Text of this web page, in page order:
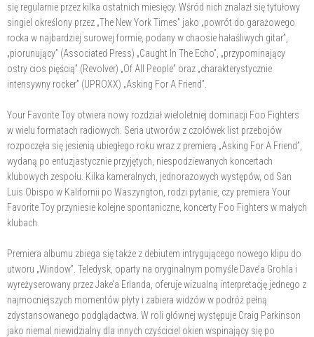
się regularnie przez kilka ostatnich miesięcy. Wśród nich znalazł się tytułowy
singiel określony przez „The New York Times” jako „powrót do garażowego
rocka w najbardziej surowej formie, podany w chaosie hałaśliwych gitar”,
„piorunujący” (Associated Press) „Caught In The Echo”, „przypominający
ostry cios pięścią” (Revolver) „Of All People” oraz „charakterystycznie
intensywny rocker” (UPROXX) „Asking For A Friend”.
Your Favorite Toy otwiera nowy rozdział wieloletniej dominacji Foo Fighters
w wielu formatach radiowych. Seria utworów z czołówek list przebojów
rozpoczęła się jesienią ubiegłego roku wraz z premierą „Asking For A Friend”,
wydaną po entuzjastycznie przyjętych, niespodziewanych koncertach
klubowych zespołu. Kilka kameralnych, jednorazowych występów, od San
Luis Obispo w Kalifornii po Waszyngton, rodzi pytanie, czy premiera Your
Favorite Toy przyniesie kolejne spontaniczne, koncerty Foo Fighters w małych
klubach.
Premiera albumu zbiega się także z debiutem intrygującego nowego klipu do
utworu „Window”. Teledysk, oparty na oryginalnym pomyśle Dave’a Grohla i
wyreżyserowany przez Jake’a Erlanda, oferuje wizualną interpretację jednego z
najmocniejszych momentów płyty i zabiera widzów w podróż pełną
zdystansowanego podglądactwa. W roli głównej występuje Craig Parkinson
jako niemal niewidzialny dla innych czyściciel okien wspinający się po